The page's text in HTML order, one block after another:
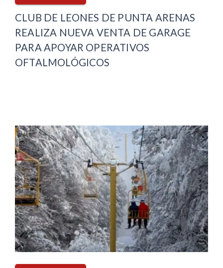
CLUB DE LEONES DE PUNTA ARENAS
REALIZA NUEVA VENTA DE GARAGE
PARA APOYAR OPERATIVOS
OFTALMOLÓGICOS